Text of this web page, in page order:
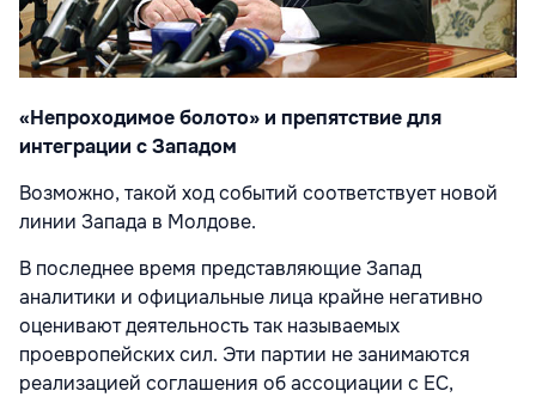
«Непроходимое болото» и препятствие для
интеграции с Западом
Возможно, такой ход событий соответствует новой
линии Запада в Молдове.
В последнее время представляющие Запад
аналитики и официальные лица крайне негативно
оценивают деятельность так называемых
проевропейских сил. Эти партии не занимаются
реализацией соглашения об ассоциации с ЕС,